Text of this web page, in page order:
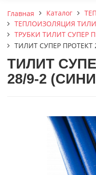
Главная Каталог
ТЕПЛОИЗОЛЯЦИЯ
ТРУБКИ ТИЛИТ СУПЕР
ТИЛИТ СУПЕР ПРОТЕКТ
ТИЛИТ
28/9-2